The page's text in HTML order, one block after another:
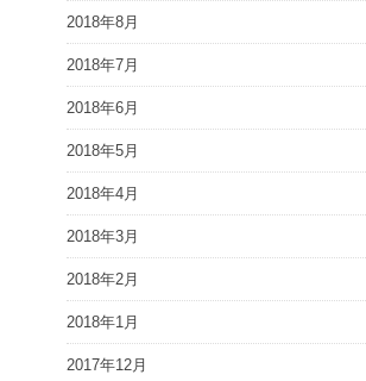
2018年8月
2018年7月
2018年6月
2018年5月
2018年4月
2018年3月
2018年2月
2018年1月
2017年12月